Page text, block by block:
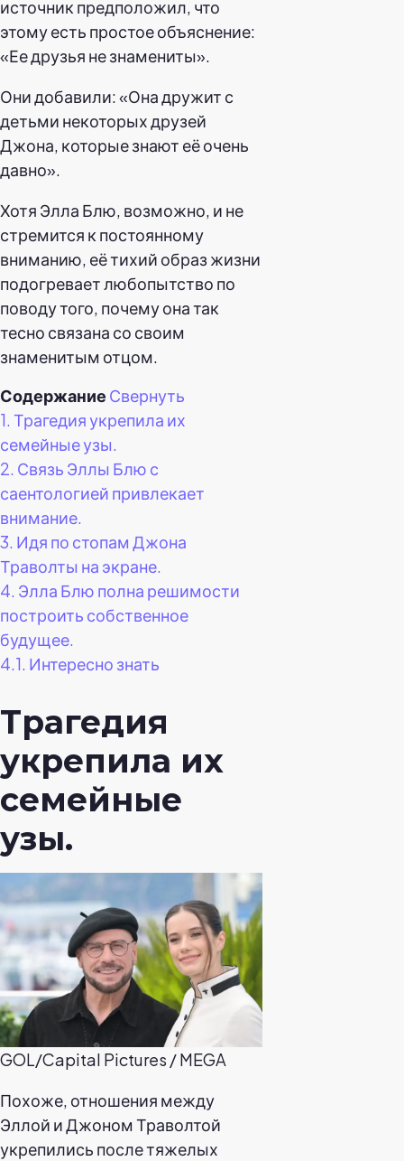
источник предположил, что
этому есть простое объяснение:
«Ее друзья не знамениты».
Они добавили: «Она дружит с
детьми некоторых друзей
Джона, которые знают её очень
давно».
Хотя Элла Блю, возможно, и не
стремится к постоянному
вниманию, её тихий образ жизни
подогревает любопытство по
поводу того, почему она так
тесно связана со своим
знаменитым отцом.
Содержание Свернуть
1. Трагедия укрепила их
семейные узы.
2. Связь Эллы Блю с
саентологией привлекает
внимание.
3. Идя по стопам Джона
Траволты на экране.
4. Элла Блю полна решимости
построить собственное
будущее.
4.1. Интересно знать
Трагедия
укрепила их
семейные
узы.
GOL/Capital Pictures / MEGA
Похоже, отношения между
Эллой и Джоном Траволтой
укрепились после тяжелых